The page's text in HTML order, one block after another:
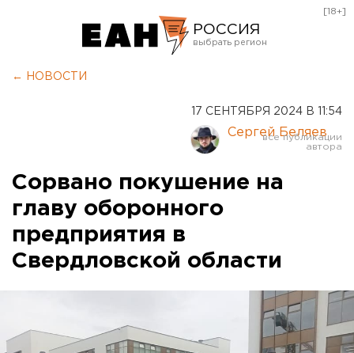
РОССИЯ
Курган
Оренбург
[18+]
← НОВОСТИ
17 СЕНТЯБРЯ 2024 В 11:54
Сергей Беляев
Сорвано покушение на
главу оборонного
предприятия в
Свердловской области